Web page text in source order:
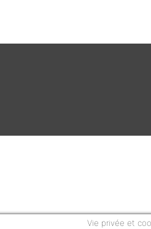
Vie privée et